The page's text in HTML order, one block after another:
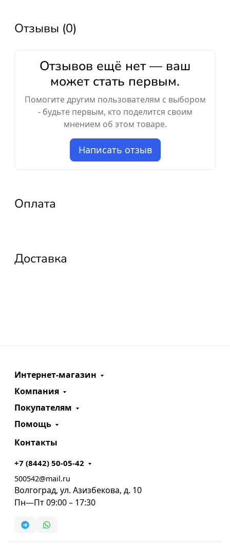
Отзывы (0)
Отзывов ещё нет — ваш
может стать первым.
Помогите другим пользователям с выбором
- будьте первым, кто поделится своим
мнением об этом товаре.
Написать отзыв
Оплата
Доставка
Интернет-магазин
Компания
Покупателям
Помощь
Контакты
+7 (8442) 50-05-42
500542@mail.ru
Волгоград, ул. Азизбекова, д. 10
Пн—Пт 09:00 – 17:30